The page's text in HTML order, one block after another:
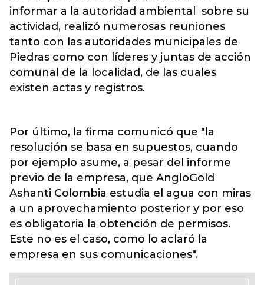
informar a la autoridad ambiental sobre su
actividad, realizó numerosas reuniones
tanto con las autoridades municipales de
Piedras como con líderes y juntas de acción
comunal de la localidad, de las cuales
existen actas y registros.
Por último, la firma comunicó que "la
resolución se basa en supuestos, cuando
por ejemplo asume, a pesar del informe
previo de la empresa, que AngloGold
Ashanti Colombia estudia el agua con miras
a un aprovechamiento posterior y por eso
es obligatoria la obtención de permisos.
Este no es el caso, como lo aclaró la
empresa en sus comunicaciones".